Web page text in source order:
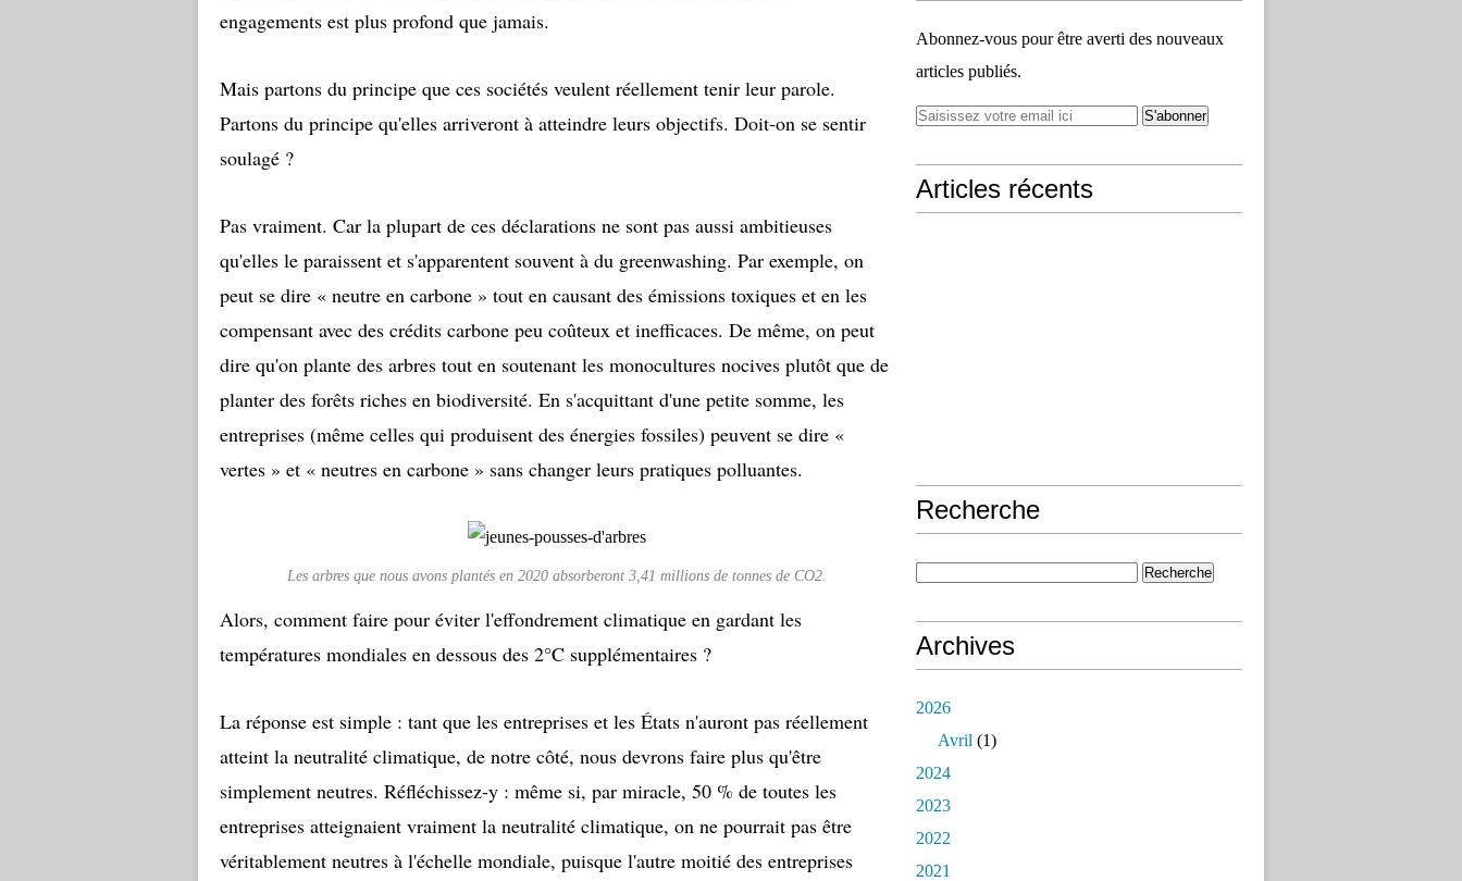
engagements est plus profond que jamais.
Mais partons du principe que ces sociétés veulent réellement tenir leur parole.
Partons du principe qu'elles arriveront à atteindre leurs objectifs. Doit-on se sentir
soulagé ?
Pas vraiment. Car la plupart de ces déclarations ne sont pas aussi ambitieuses
qu'elles le paraissent et s'apparentent souvent à du greenwashing. Par exemple, on
peut se dire « neutre en carbone » tout en causant des émissions toxiques et en les
compensant avec des crédits carbone peu coûteux et inefficaces. De même, on peut
dire qu'on plante des arbres tout en soutenant les monocultures nocives plutôt que de
planter des forêts riches en biodiversité. En s'acquittant d'une petite somme, les
entreprises (même celles qui produisent des énergies fossiles) peuvent se dire «
vertes » et « neutres en carbone » sans changer leurs pratiques polluantes.
Les arbres que nous avons plantés en 2020 absorberont 3,41 millions de tonnes de CO2.
Alors, comment faire pour éviter l'effondrement climatique en gardant les
températures mondiales en dessous des 2°C supplémentaires ?
La réponse est simple : tant que les entreprises et les États n'auront pas réellement
atteint la neutralité climatique, de notre côté, nous devrons faire plus qu'être
simplement neutres. Réfléchissez-y : même si, par miracle, 50 % de toutes les
entreprises atteignaient vraiment la neutralité climatique, on ne pourrait pas être
véritablement neutres à l'échelle mondiale, puisque l'autre moitié des entreprises
Abonnez-vous pour être averti des nouveaux
articles publiés.
Articles récents
Recherche
Archives
2026
Avril (1)
2024
2023
2022
2021